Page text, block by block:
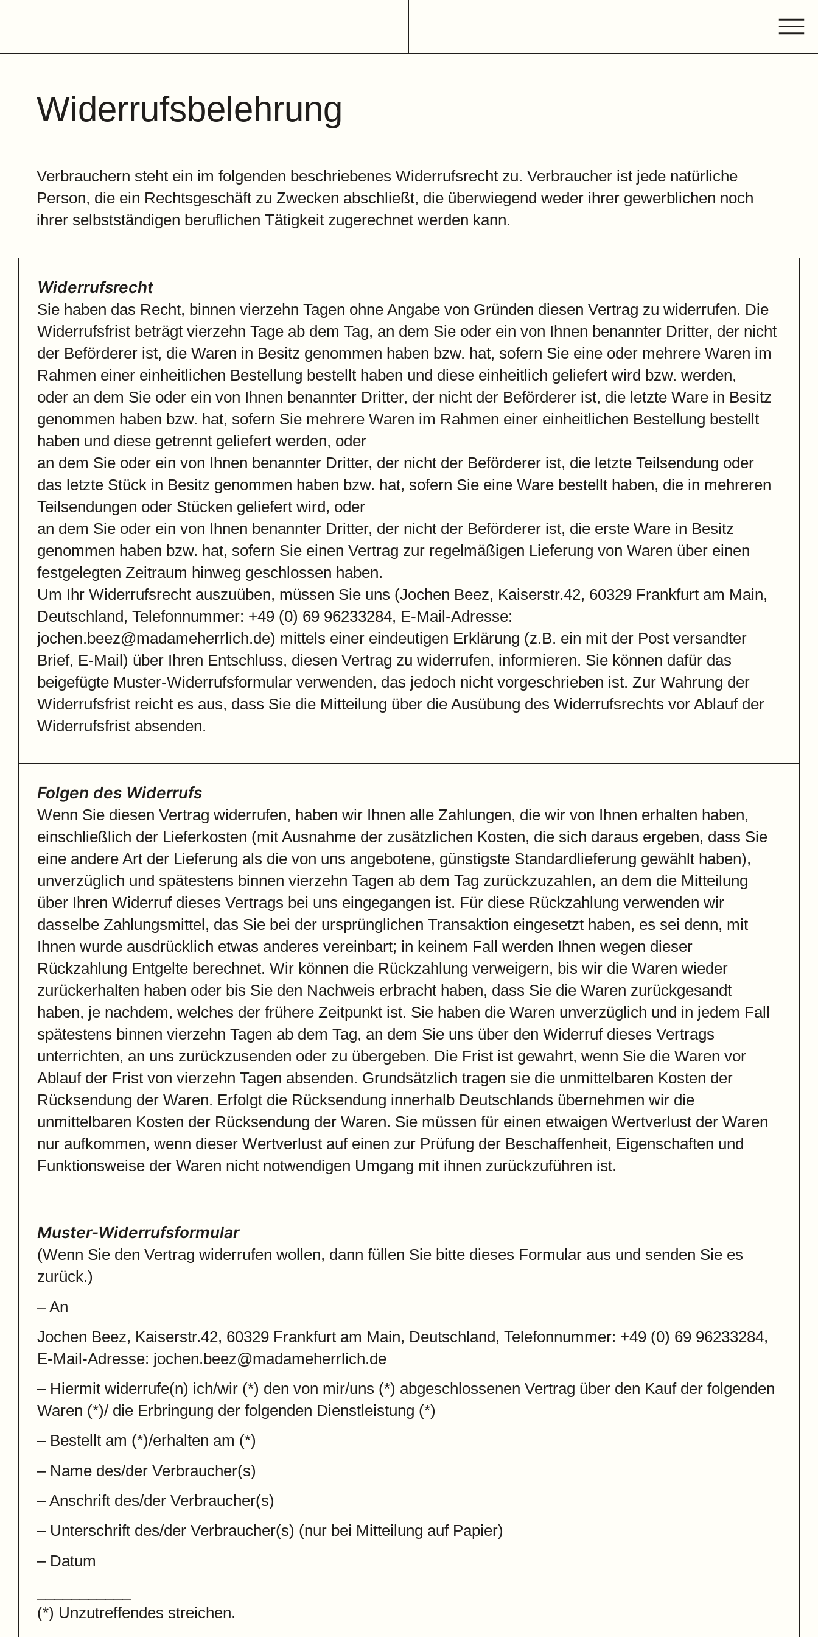
Widerrufsbelehrung
Verbrauchern steht ein im folgenden beschriebenes Widerrufsrecht zu. Verbraucher ist jede natürliche
Person, die ein Rechtsgeschäft zu Zwecken abschließt, die überwiegend weder ihrer gewerblichen noch
ihrer selbstständigen beruflichen Tätigkeit zugerechnet werden kann.
Widerrufsrecht
Sie haben das Recht, binnen vierzehn Tagen ohne Angabe von Gründen diesen Vertrag zu widerrufen. Die
Widerrufsfrist beträgt vierzehn Tage ab dem Tag, an dem Sie oder ein von Ihnen benannter Dritter, der nicht
der Beförderer ist, die Waren in Besitz genommen haben bzw. hat, sofern Sie eine oder mehrere Waren im
Rahmen einer einheitlichen Bestellung bestellt haben und diese einheitlich geliefert wird bzw. werden,
oder an dem Sie oder ein von Ihnen benannter Dritter, der nicht der Beförderer ist, die letzte Ware in Besitz
genommen haben bzw. hat, sofern Sie mehrere Waren im Rahmen einer einheitlichen Bestellung bestellt
haben und diese getrennt geliefert werden, oder
an dem Sie oder ein von Ihnen benannter Dritter, der nicht der Beförderer ist, die letzte Teilsendung oder
das letzte Stück in Besitz genommen haben bzw. hat, sofern Sie eine Ware bestellt haben, die in mehreren
Teilsendungen oder Stücken geliefert wird, oder
an dem Sie oder ein von Ihnen benannter Dritter, der nicht der Beförderer ist, die erste Ware in Besitz
genommen haben bzw. hat, sofern Sie einen Vertrag zur regelmäßigen Lieferung von Waren über einen
festgelegten Zeitraum hinweg geschlossen haben.
Um Ihr Widerrufsrecht auszuüben, müssen Sie uns (Jochen Beez, Kaiserstr.42, 60329 Frankfurt am Main,
Deutschland, Telefonnummer: +49 (0) 69 96233284, E-Mail-Adresse:
jochen.beez@madameherrlich.de) mittels einer eindeutigen Erklärung (z.B. ein mit der Post versandter
Brief, E-Mail) über Ihren Entschluss, diesen Vertrag zu widerrufen, informieren. Sie können dafür das
beigefügte Muster-Widerrufsformular verwenden, das jedoch nicht vorgeschrieben ist. Zur Wahrung der
Widerrufsfrist reicht es aus, dass Sie die Mitteilung über die Ausübung des Widerrufsrechts vor Ablauf der
Widerrufsfrist absenden.
Folgen des Widerrufs
Wenn Sie diesen Vertrag widerrufen, haben wir Ihnen alle Zahlungen, die wir von Ihnen erhalten haben,
einschließlich der Lieferkosten (mit Ausnahme der zusätzlichen Kosten, die sich daraus ergeben, dass Sie
eine andere Art der Lieferung als die von uns angebotene, günstigste Standardlieferung gewählt haben),
unverzüglich und spätestens binnen vierzehn Tagen ab dem Tag zurückzuzahlen, an dem die Mitteilung
über Ihren Widerruf dieses Vertrags bei uns eingegangen ist. Für diese Rückzahlung verwenden wir
dasselbe Zahlungsmittel, das Sie bei der ursprünglichen Transaktion eingesetzt haben, es sei denn, mit
Ihnen wurde ausdrücklich etwas anderes vereinbart; in keinem Fall werden Ihnen wegen dieser
Rückzahlung Entgelte berechnet. Wir können die Rückzahlung verweigern, bis wir die Waren wieder
zurückerhalten haben oder bis Sie den Nachweis erbracht haben, dass Sie die Waren zurückgesandt
haben, je nachdem, welches der frühere Zeitpunkt ist. Sie haben die Waren unverzüglich und in jedem Fall
spätestens binnen vierzehn Tagen ab dem Tag, an dem Sie uns über den Widerruf dieses Vertrags
unterrichten, an uns zurückzusenden oder zu übergeben. Die Frist ist gewahrt, wenn Sie die Waren vor
Ablauf der Frist von vierzehn Tagen absenden. Grundsätzlich tragen sie die unmittelbaren Kosten der
Rücksendung der Waren. Erfolgt die Rücksendung innerhalb Deutschlands übernehmen wir die
unmittelbaren Kosten der Rücksendung der Waren. Sie müssen für einen etwaigen Wertverlust der Waren
nur aufkommen, wenn dieser Wertverlust auf einen zur Prüfung der Beschaffenheit, Eigenschaften und
Funktionsweise der Waren nicht notwendigen Umgang mit ihnen zurückzuführen ist.
Muster-Widerrufsformular
(Wenn Sie den Vertrag widerrufen wollen, dann füllen Sie bitte dieses Formular aus und senden Sie es
zurück.)
– An
Jochen Beez, Kaiserstr.42, 60329 Frankfurt am Main, Deutschland, Telefonnummer: +49 (0) 69 96233284,
E-Mail-Adresse: jochen.beez@madameherrlich.de
– Hiermit widerrufe(n) ich/wir (*) den von mir/uns (*) abgeschlossenen Vertrag über den Kauf der folgenden
Waren (*)/ die Erbringung der folgenden Dienstleistung (*)
– Bestellt am (*)/erhalten am (*)
– Name des/der Verbraucher(s)
– Anschrift des/der Verbraucher(s)
– Unterschrift des/der Verbraucher(s) (nur bei Mitteilung auf Papier)
– Datum
(*) Unzutreffendes streichen.